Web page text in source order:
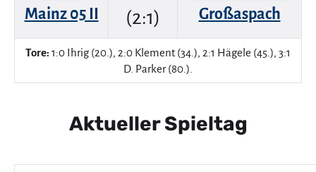
Mainz 05 II
(2:1)
Großaspach
Tore: 1:0 Ihrig (20.), 2:0 Klement (34.), 2:1 Hägele (45.), 3:1
D. Parker (80.).
Aktueller Spieltag